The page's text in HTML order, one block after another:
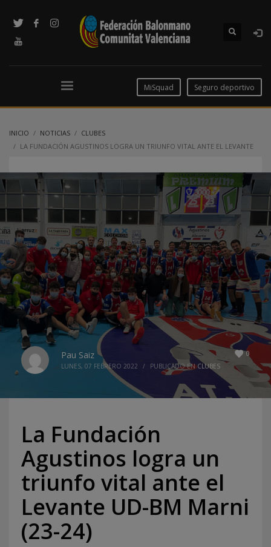
MiSquad Seguro deportivo
INICIO NOTICIAS
CLUBES
LA FUNDACIÓN AGUSTINOS LOGRA UN TRIUNFO VITAL ANTE EL LEVANTE
0
Pau Saiz
LUNES, 07 FEBRERO 2022 / PUBLICADO ENCLUBES
La Fundación
Agustinos logra un
triunfo vital ante el
Levante UD-BM Marni
(23-24)